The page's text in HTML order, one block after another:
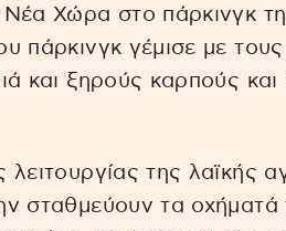
Νέα Χώρα στο πάρκινγκ
πάρκινγκ γέμισε με
και ξηρούς καρπούς
λειτουργίας της λαϊκής
σταθμεύουν τα